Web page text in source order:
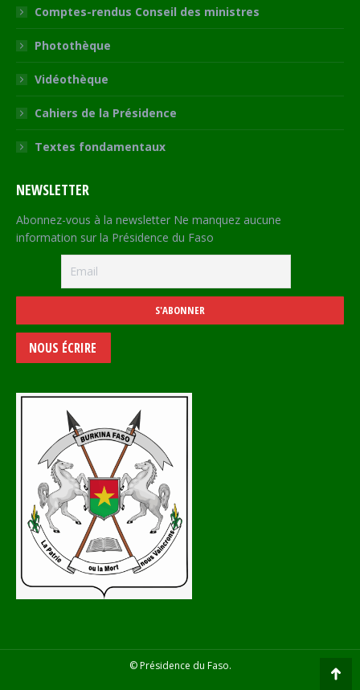
Comptes-rendus Conseil des ministres
Photothèque
Vidéothèque
Cahiers de la Présidence
Textes fondamentaux
NEWSLETTER
Abonnez-vous à la newsletter Ne manquez aucune
information sur la Présidence du Faso
NOUS ÉCRIRE
© Présidence du Faso.
Go